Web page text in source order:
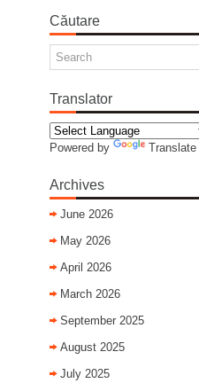
Căutare
Translator
Powered by Translate
Archives
June 2026
May 2026
April 2026
March 2026
September 2025
August 2025
July 2025